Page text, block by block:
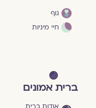
גוף
חיי מיניות
ברית אמונים